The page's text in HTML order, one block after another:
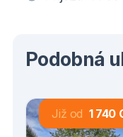
Podobná
Již od 1 740